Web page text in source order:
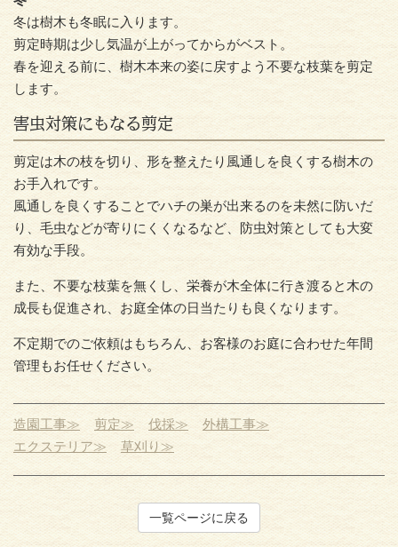
冬は樹木も冬眠に入ります。
剪定時期は少し気温が上がってからがベスト。
春を迎える前に、樹木本来の姿に戻すよう不要な枝葉を剪定
します。
害虫対策にもなる剪定
剪定は木の枝を切り、形を整えたり風通しを良くする樹木の
お手入れです。
風通しを良くすることでハチの巣が出来るのを未然に防いだ
り、毛虫などが寄りにくくなるなど、防虫対策としても大変
有効な手段。
また、不要な枝葉を無くし、栄養が木全体に行き渡ると木の
成長も促進され、お庭全体の日当たりも良くなります。
不定期でのご依頼はもちろん、お客様のお庭に合わせた年間
管理もお任せください。
造園工事≫ 剪定≫ 伐採≫
外構工事≫
エクステリア≫
草刈り≫
一覧ページに戻る